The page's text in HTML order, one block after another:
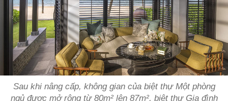
Sau khi nâng cấp, không gian của biệt thự Một phòng
ngủ được mở rộng từ 80m² lên 87m², biệt thự Gia đình